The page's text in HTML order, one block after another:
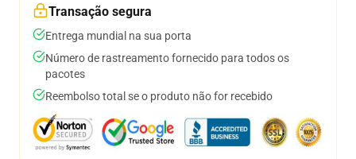
Transação segura
Entrega mundial na sua porta
Número de rastreamento fornecido para todos os
pacotes
Reembolso total se o produto não for recebido